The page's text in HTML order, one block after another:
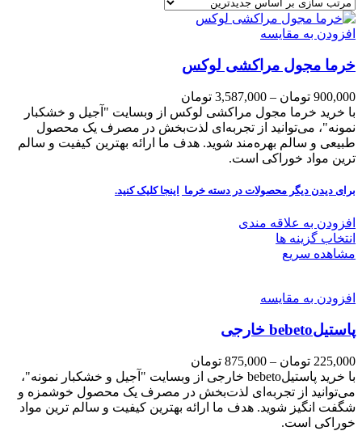
افزودن به مقایسه
خرما مجول مراکشی لوکس
900,000 تومان –
3,587,000 تومان
با خرید خرما مجول مراکشی لوکس از وبسایت "آجیل و خشکبار
نمونه"، می‌توانید از تجربه‌ای لذت‌بخش در مصرف یک محصول
طبیعی و سالم بهره‌مند شوید. هدف ما ارائه بهترین کیفیت و سالم
ترین مواد خوراکی است.
برای دیدن دیگر محصولات در دسته خرما اینجا کلیککنید.
افزودن به علاقه مندی
انتخاب گزینه ها
مشاهده سریع
افزودن به مقایسه
پاستیلbebeto خارجی
225,000 تومان –
875,000 تومان
با خرید پاستیلbebeto خارجی از وبسایت "آجیل و خشکبار نمونه"،
می‌توانید از تجربه‌ای لذت‌بخش در مصرف یک محصول خوشمزه و
شگفت انگیز شوید. هدف ما ارائه بهترین کیفیت و سالم ترین مواد
خوراکی است.